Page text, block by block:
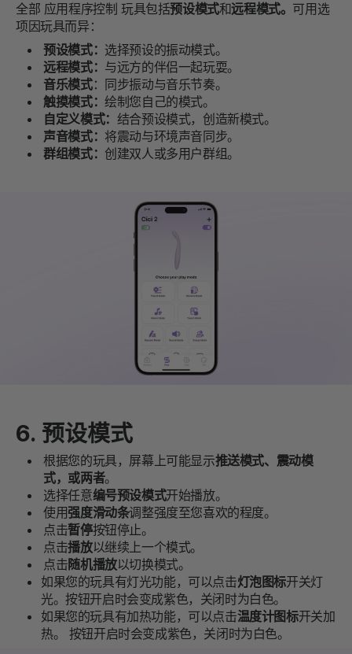
全部 应用程序控制 玩具包括预设模式和远程模式。 可用选
项因玩具而异：
预设模式： 选择预设的振动模式。
远程模式： 与远方的伴侣一起玩耍。
音乐模式：同步振动与音乐节奏。
触摸模式：绘制您自己的模式。
自定义模式： 结合预设模式，创造新模式。
声音模式： 将震动与环境声音同步。
群组模式： 创建双人或多用户群组。
6. 预设模式
根据您的玩具，屏幕上可能显示推送模式、震动模
式，或两者。
选择任意编号预设模式开始播放。
使用强度滑动条调整强度至您喜欢的程度。
点击暂停按钮停止。
点击播放以继续上一个模式。
点击随机播放以切换模式。
如果您的玩具有灯光功能，可以点击灯泡图标开关灯
光。按钮开启时会变成紫色，关闭时为白色。
如果您的玩具有加热功能，可以点击温度计图标开关加
热。 按钮开启时会变成紫色，关闭时为白色。